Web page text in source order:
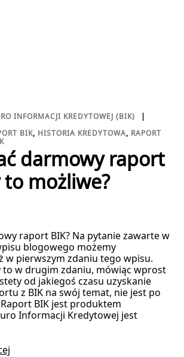
INFORMACJI KREDYTOWEJ (BIK)
BIK, HISTORIA KREDYTOWA, RAPORT
darmowy raport
to możliwe?
raport BIK? Na pytanie zawarte w
blogowego możemy
w pierwszym zdaniu tego wpisu.
to w drugim zdaniu, mówiąc wprost
od jakiegoś czasu uzyskanie
z BIK na swój temat, nie jest po
BIK jest produktem
Informacji Kredytowej jest